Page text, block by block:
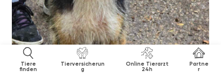
Tiere
finden
Tierversicherun
g
Online Tierarzt
24h
Partne
r